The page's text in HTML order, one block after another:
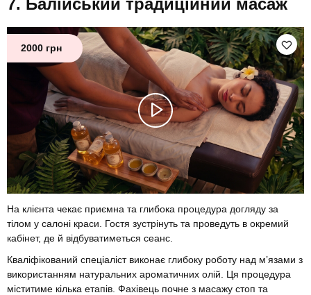
Балійський традиційний масаж
2000 грн
На клієнта чекає приємна та глибока процедура догляду за
тілом у салоні краси. Гостя зустрінуть та проведуть в окремий
кабінет, де й відбуватиметься сеанс.
Кваліфікований спеціаліст виконає глибоку роботу над м’язами з
використанням натуральних ароматичних олій. Ця процедура
міститиме кілька етапів. Фахівець почне з масажу стоп та